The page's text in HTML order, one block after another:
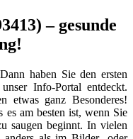
– gesunde
haben Sie den ersten
Info-Portal entdeckt.
etwas ganz Besonderes!
es am besten ist, wenn Sie
saugen beginnt. In vielen